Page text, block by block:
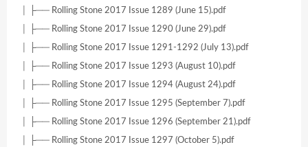
│ ├── Rolling Stone 2017 Issue 1289 (June 15).pdf
│ ├── Rolling Stone 2017 Issue 1290 (June 29).pdf
│ ├── Rolling Stone 2017 Issue 1291-1292 (July 13).pdf
│ ├── Rolling Stone 2017 Issue 1293 (August 10).pdf
│ ├── Rolling Stone 2017 Issue 1294 (August 24).pdf
│ ├── Rolling Stone 2017 Issue 1295 (September 7).pdf
│ ├── Rolling Stone 2017 Issue 1296 (September 21).pdf
│ ├── Rolling Stone 2017 Issue 1297 (October 5).pdf